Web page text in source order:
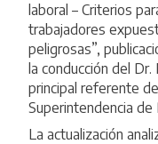
laboral – Criterios
trabajadores
peligrosas”,
la conducción del
principal referente
Superintendencia de
La actualización